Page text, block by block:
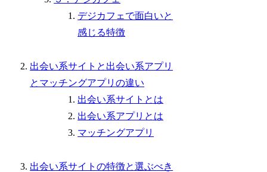
デジカフェで面白いと
感じる特徴
出会い系サイトと出会い系アプリ
とマッチングアプリの違い
出会い系サイトとは
出会い系アプリとは
マッチングアプリ
出会い系サイトの特徴と選ぶべき